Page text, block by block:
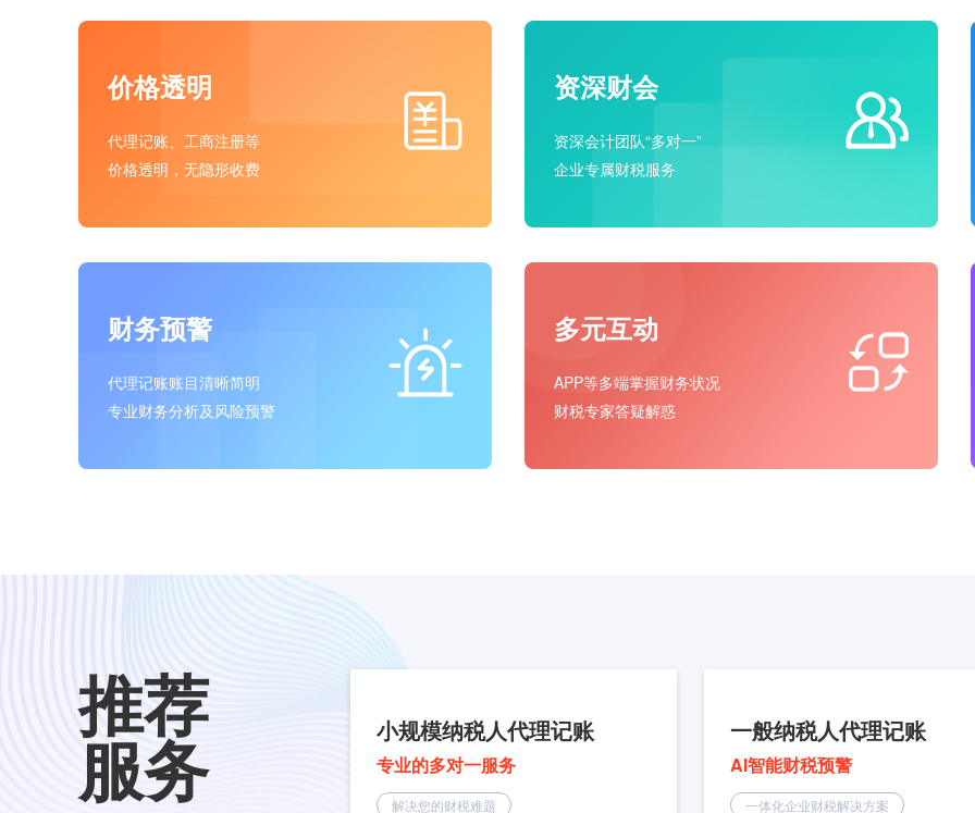
价格透明
代理记账、工商注册等
价格透明，无隐形收费
资深财会
资深会计团队“多对一”
企业专属财税服务
财务预警
代理记账账目清晰简明
专业财务分析及风险预警
多元互动
APP等多端掌握财务状况
财税专家答疑解惑
推荐
服务 小规模纳税人代理记账
专业的多对一服务
解决您的财税难题
一般纳税人代理记账
AI智能财税预警
一体化企业财税解决方案